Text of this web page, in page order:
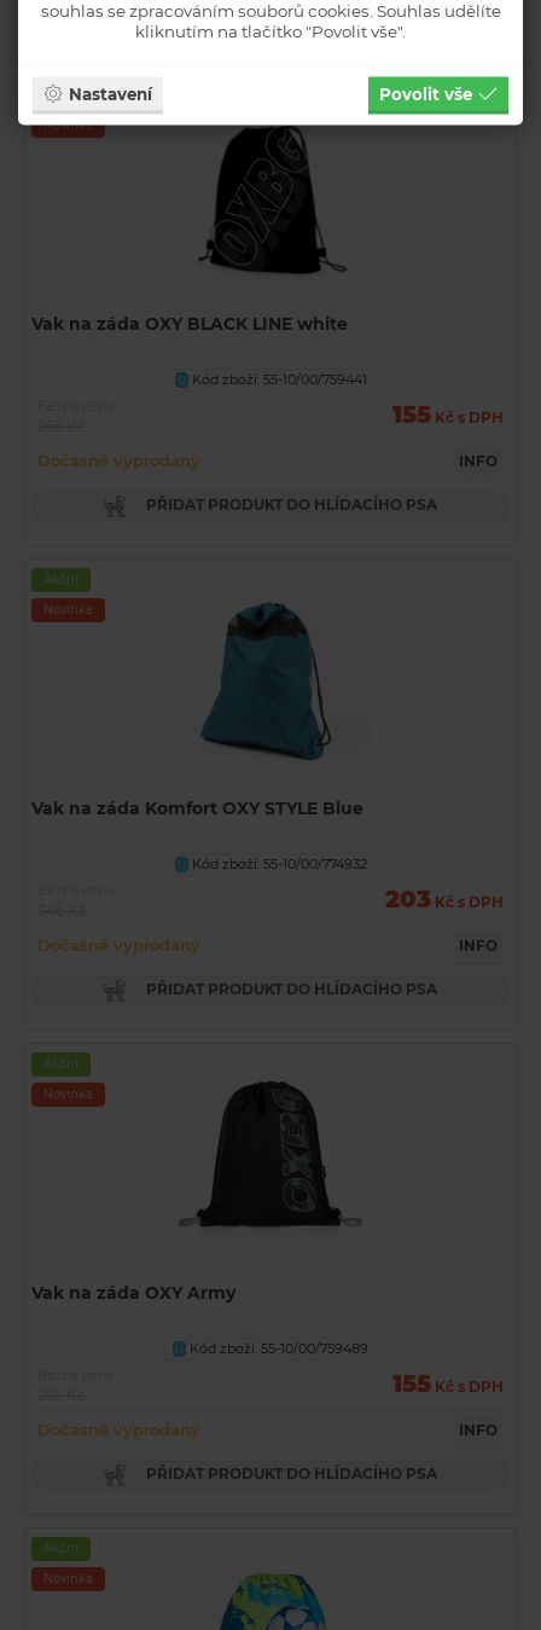
souhlas se zpracováním souborů cookies. Souhlas udělíte
kliknutím na tlačítko "Povolit vše".
Nastavení Povolit vše
PŘIDAT PRODUKT DO HLÍDACÍHO PSA
Akční
Novinka
Vak na záda OXY BLACK LINE white
U Kód zboží: 55-10/00/759441
155 Kč s DPH
Dočasně vyprodaný INFO
PŘIDAT PRODUKT DO HLÍDACÍHO PSA
Akční
Novinka
Vak na záda Komfort OXY STYLE Blue
U Kód zboží: 55-10/00/774932
203 Kč s DPH
Dočasně vyprodaný INFO
PŘIDAT PRODUKT DO HLÍDACÍHO PSA
Akční
Novinka
Vak na záda OXY Army
U
Kód zboží: 55-10/00/759489
155 Kč s DPH
Dočasně vyprodaný INFO
PŘIDAT PRODUKT DO HLÍDACÍHO PSA
Akční
Novinka